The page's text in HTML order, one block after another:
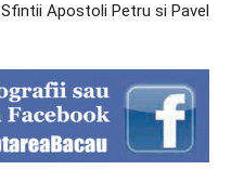
Sfintii Apostoli Petru si Pavel